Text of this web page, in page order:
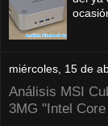
miércoles, 15 de
Análisis MSI
3MG "Intel